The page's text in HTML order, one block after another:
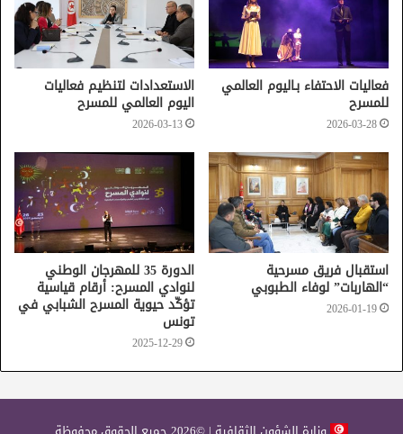
فعاليات الاحتفاء بـاليوم العالمي
للمسرح
2026-03-28
الاستعدادات لتنظيم فعاليات
اليوم العالمي للمسرح
2026-03-13
استقبال فريق مسرحية
“الهاربات” لوفاء الطبوبي
2026-01-19
الدورة 35 للمهرجان الوطني
لنوادي المسرح: أرقام قياسية
تؤكّد حيوية المسرح الشبابي في
تونس
2025-12-29